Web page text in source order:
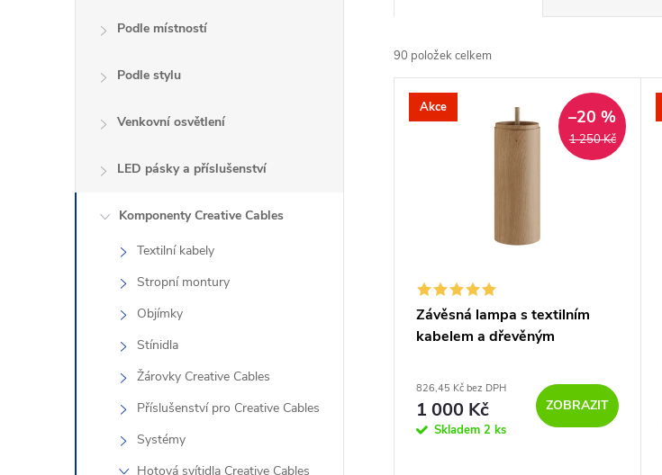
Podle místností
Podle stylu
Venkovní osvětlení
LED pásky a příslušenství
Komponenty Creative Cables
Textilní kabely
Stropní montury
Objímky
Stínidla
Žárovky Creative Cables
Příslušenství pro Creative Cables
Systémy
Hotová svítidla Creative Cables
a
z
e
90 položek celkem
VAkce
1 250 Kč
–20 %
Závěsná lampa s textilním
kabelem a dřevěným
826,45 Kč bez DPH
1 000 Kč
Skladem 2 ks
ZOBRAZIT